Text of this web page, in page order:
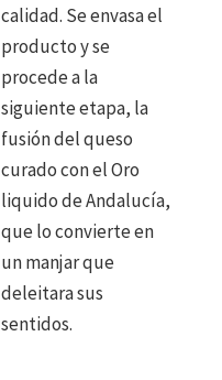
calidad. Se envasa el
producto y se
procede a la
siguiente etapa, la
fusión del queso
curado con el Oro
liquido de Andalucía,
que lo convierte en
un manjar que
deleitara sus
sentidos.